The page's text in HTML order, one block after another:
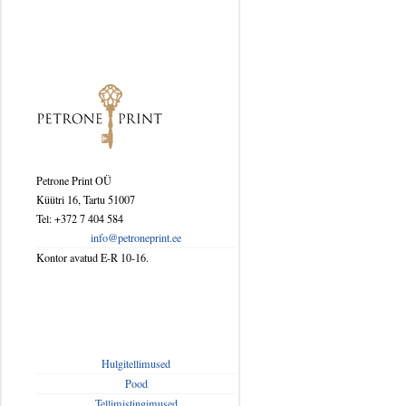
Biograafiad ja memuaarid
Esoteerika
Etenduskunstid
Petrone Print OÜ
Küütri 16, Tartu 51007
Tel: +372 7 404 584
info@petroneprint.ee
Kontor avatud E-R 10-16.
Hulgitellimused
Pood